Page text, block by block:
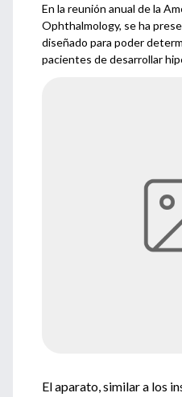
En la reunión anual de la
Ophthalmology, se ha
diseñado para poder
pacientes de desarrollar
El aparato, similar a los